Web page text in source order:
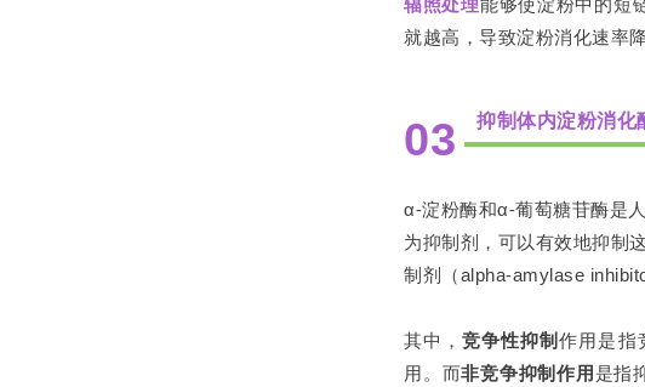
辐照处理能够使淀粉中的短
就越高，导致淀粉消化速率
03 抑制体内淀粉消化
α⁃淀粉酶和α⁃葡萄糖苷酶是
为抑制剂，可以有效地抑制
制剂（alpha⁃amylase
其中，竞争性抑制作用是指
用。而非竞争抑制作用 是指